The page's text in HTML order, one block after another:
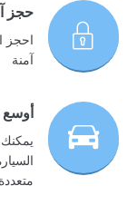
حجز
احجز
آمنة